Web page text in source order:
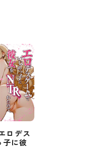
ロデス
に彼